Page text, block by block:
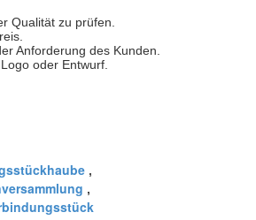
Qualität zu prüfen.
Anforderung des Kunden.
oder Entwurf.
,
,